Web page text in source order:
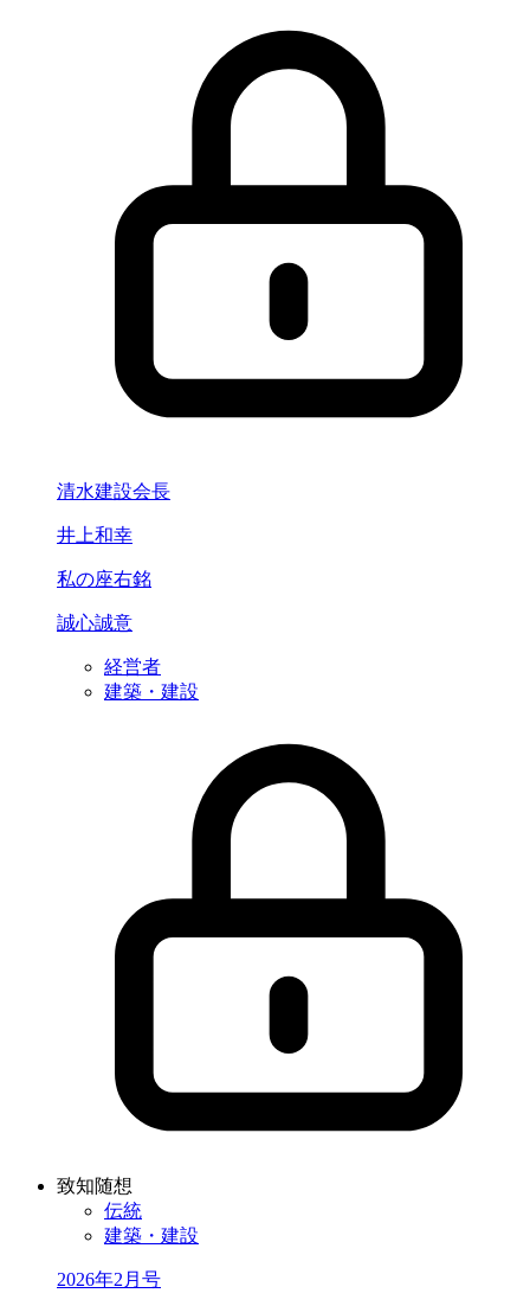
清水建設会長
井上和幸
私の座右銘
誠心誠意
経営者
建築・建設
致知随想
伝統
建築・建設
2026年2月号